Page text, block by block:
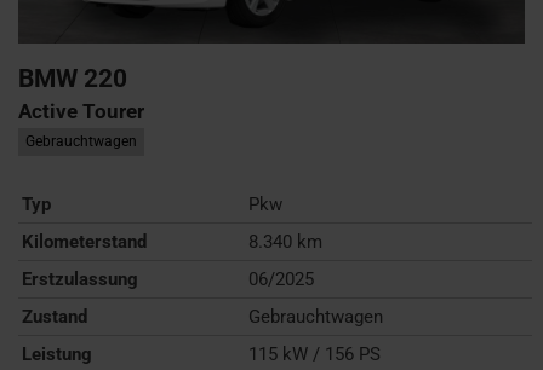
BMW 220
Active Tourer
Gebrauchtwagen
Typ
Pkw
Kilometerstand
8.340 km
Erstzulassung
06/2025
Zustand
Gebrauchtwagen
Leistung
115 kW / 156 PS